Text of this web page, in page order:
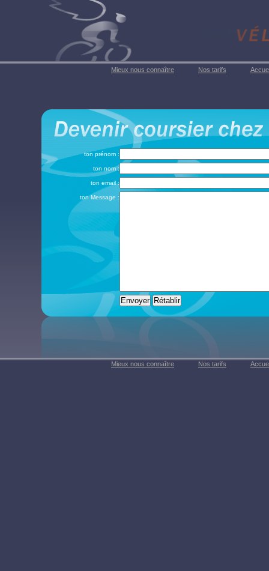
Mieux nous connaître Nos tarifs
ton prénom :
ton nom :
ton email :
ton Message :
Mieux nous connaître Nos tarifs